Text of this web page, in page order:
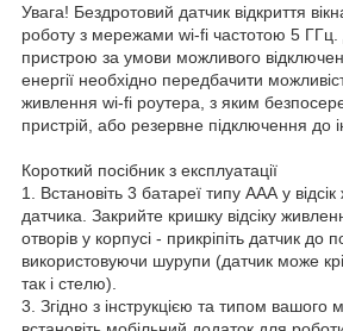
Увага! Бездротовий датчик відкриття
роботу з мережами wi-fi частотою 5 ГГц.
пристрою за умови можливого
енергії необхідно передбачити
живлення wi-fi роутера, з яким
пристрій, або резервне підключення до
Короткий посібник з експлуатації
1. Встановіть 3 батареї типу ААА у
датчика. Закрийте кришку відсіку
отворів у корпусі - прикріпіть датчик до
використовуючи шурупи (датчик може
так і стелю).
3. Згідно з інструкцією та типом вашого